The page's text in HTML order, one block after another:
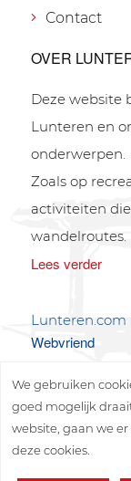
Contact
OVER
Deze website
Lunteren en
onderwerpen.
Zoals op
activiteiten
wandelroutes.
Lees verder
Lunteren.com
Webvriend
We gebruiken
goed mogelijk
website, gaan we
deze cookies.